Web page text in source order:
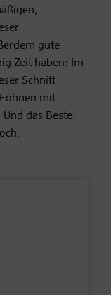
gute
Zeit haben: Im
Schnitt
mit
das Beste: